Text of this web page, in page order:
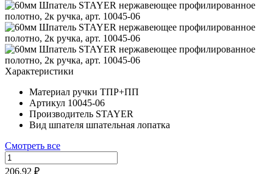
Характеристики
Материал ручки ТПР+ПП
Артикул 10045-06
Производитель STAYER
Вид шпателя шпательная лопатка
Смотреть все
206.92 ₽